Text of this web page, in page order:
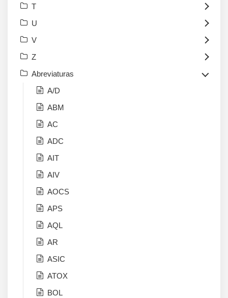
T
U
V
Z
Abreviaturas
A/D
ABM
AC
ADC
AIT
AIV
AOCS
APS
AQL
AR
ASIC
ATOX
BOL